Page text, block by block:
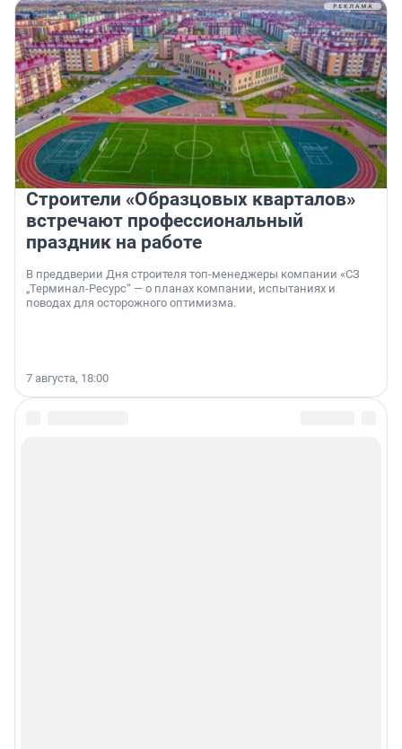
Строители «Образцовых кварталов»
встречают профессиональный
праздник на работе
В преддверии Дня строителя топ-менеджеры компании «СЗ
„Терминал-Ресурс“ — о планах компании, испытаниях и
поводах для осторожного оптимизма.
7 августа, 18:00